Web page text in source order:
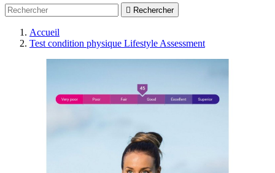
 Rechercher
Accueil
Test condition physique Lifestyle Assessment